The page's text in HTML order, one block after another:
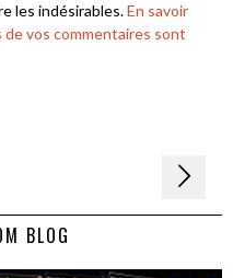
les indésirables.En savoir
vos commentaires sont
BLOG